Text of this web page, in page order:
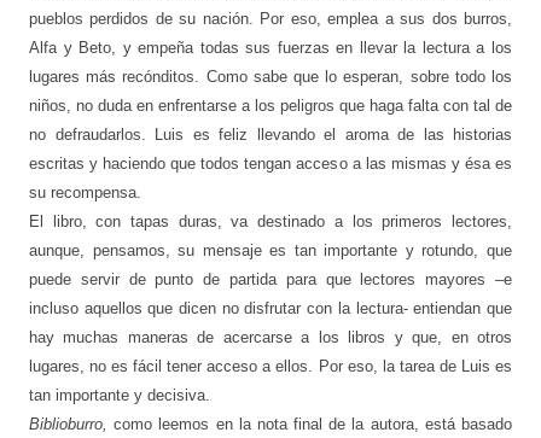
pueblos perdidos de su nación. Por eso, emplea a sus dos burros,
Alfa y Beto, y empeña todas sus fuerzas en llevar la lectura a los
lugares más recónditos. Como sabe que lo esperan, sobre todo los
niños, no duda en enfrentarse a los peligros que haga falta con tal de
no defraudarlos. Luis es feliz llevando el aroma de las historias
escritas y haciendo que todos tengan acceso a las mismas y ésa es
su recompensa.
El libro, con tapas duras, va destinado a los primeros lectores,
aunque, pensamos, su mensaje es tan importante y rotundo, que
puede servir de punto de partida para que lectores mayores –e
incluso aquellos que dicen no disfrutar con la lectura- entiendan que
hay muchas maneras de acercarse a los libros y que, en otros
lugares, no es fácil tener acceso a ellos. Por eso, la tarea de Luis es
tan importante y decisiva.
Biblioburro,como leemos en la nota final de la autora, está basado